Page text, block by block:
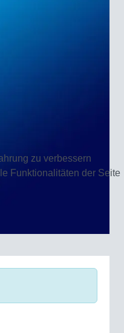
zu verbessern
Funktionalitäten der Seite